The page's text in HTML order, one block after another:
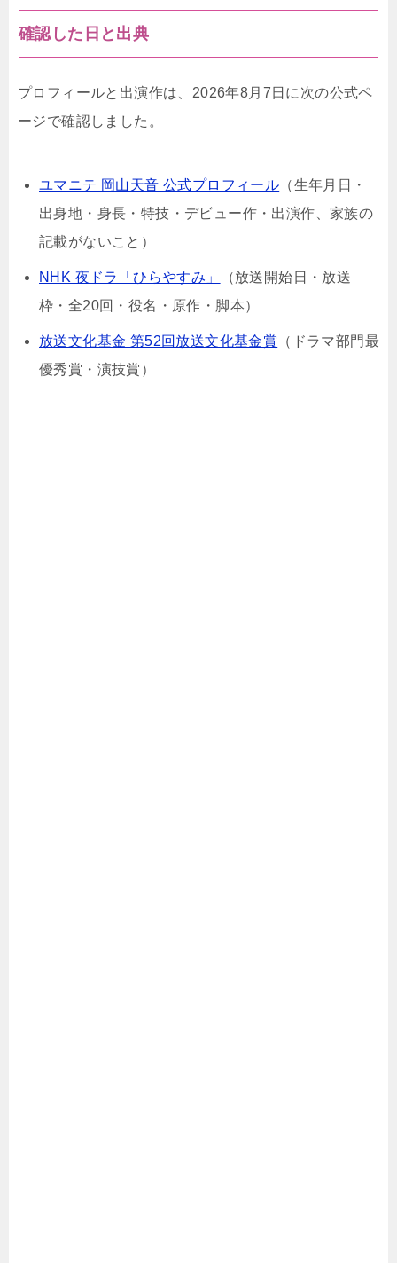
確認した日と出典
プロフィールと出演作は、2026年8月7日に次の公式ペ
ージで確認しました。
ユマニテ 岡山天音 公式プロフィール （生年月日・
出身地・身長・特技・デビュー作・出演作、家族の
記載がないこと）
NHK 夜ドラ「ひらやすみ」
（放送開始日・放送
枠・全20回・役名・原作・脚本）
放送文化基金 第52回放送文化基金賞 （ドラマ部門最
優秀賞・演技賞）